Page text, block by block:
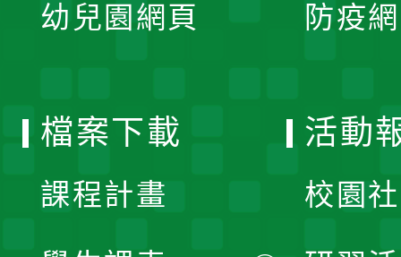
幼兒園網頁 防疫
檔案下載
課程計畫
活動
校園